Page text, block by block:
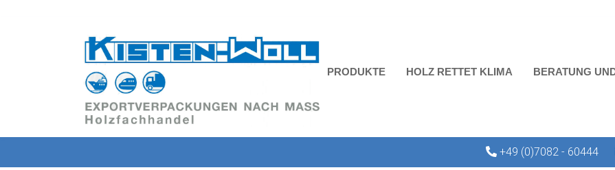
PRODUKTE HOLZ RETTET KLIMA BERATUNG
+49 (0)7082 - 60444